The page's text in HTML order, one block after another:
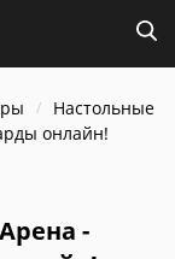
Настольные
онлайн!
-